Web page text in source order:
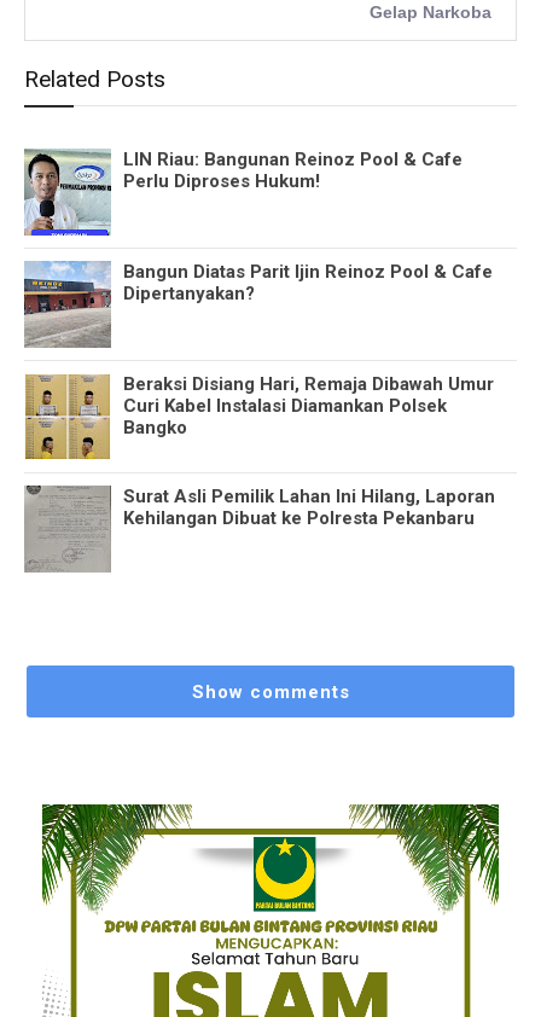
Gelap Narkoba
Related Posts
LIN Riau: Bangunan Reinoz Pool & Cafe
Perlu Diproses Hukum!
Bangun Diatas Parit Ijin Reinoz Pool & Cafe
Dipertanyakan?
Beraksi Disiang Hari, Remaja Dibawah Umur
Curi Kabel Instalasi Diamankan Polsek
Bangko
Surat Asli Pemilik Lahan Ini Hilang, Laporan
Kehilangan Dibuat ke Polresta Pekanbaru
Show comments